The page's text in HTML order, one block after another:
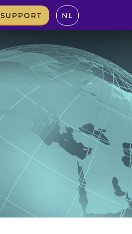
SUPPORT NL